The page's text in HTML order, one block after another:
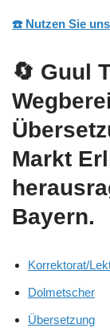
☎️ Nutzen Sie
🔄 Guul
Markt
Bayern.
Korrektorat/
Dolmetscher
Übersetzung